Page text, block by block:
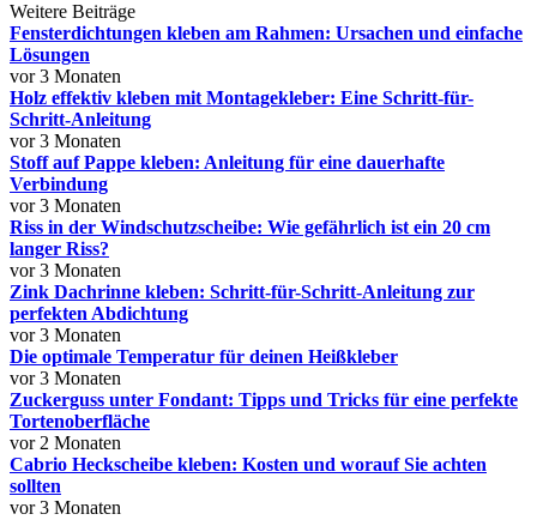
Weitere Beiträge
Fensterdichtungen kleben am Rahmen: Ursachen und einfache
Lösungen
vor 3 Monaten
Holz effektiv kleben mit Montagekleber: Eine Schritt-für-
Schritt-Anleitung
vor 3 Monaten
Stoff auf Pappe kleben: Anleitung für eine dauerhafte
Verbindung
vor 3 Monaten
Riss in der Windschutzscheibe: Wie gefährlich ist ein 20 cm
langer Riss?
vor 3 Monaten
Zink Dachrinne kleben: Schritt-für-Schritt-Anleitung zur
perfekten Abdichtung
vor 3 Monaten
Die optimale Temperatur für deinen Heißkleber
vor 3 Monaten
Zuckerguss unter Fondant: Tipps und Tricks für eine perfekte
Tortenoberfläche
vor 2 Monaten
Cabrio Heckscheibe kleben: Kosten und worauf Sie achten
sollten
vor 3 Monaten